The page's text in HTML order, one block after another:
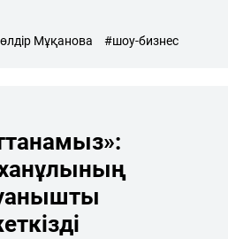
Мұқанова #шоу-бизнес